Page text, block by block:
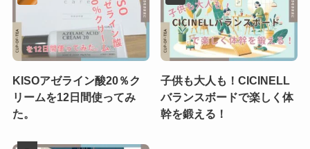
KISOアゼライン酸20％ク
リームを12日間使ってみ
た。
子供も大人も！CICINELL
バランスボードで楽しく体
幹を鍛える！